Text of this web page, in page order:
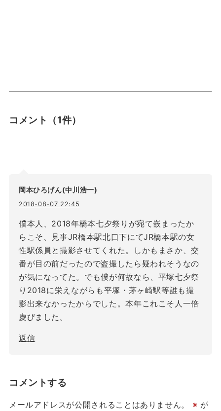
コメント （1件）
岡本ひろげん(中川浩一)
2018-08-07 22:45
僕本人、2018年橋本七夕祭りが宛て嵌まったか
らこそ、見事JR橋本駅北口下にてJR橋本駅の女
性駅係員と撮影させてくれた。しかもまさか、交
番が目の前だったので盗撮したら疑われそうなの
が気になってた。でも僕が何故なら、平塚七夕祭
り2018に栄えながらも平塚・茅ヶ崎駅等誰も撮
影出来なかったからでした。本年これこそ人一倍
慶びました。
返信
コメントする
メールアドレスが公開されることはありません。 ※ が